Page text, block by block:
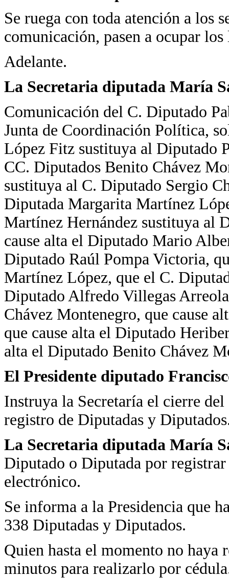
Se ruega con toda atención a los
comunicación, pasen a ocupar
Adelante.
La Secretaria diputada María
Comunicación del C. Diputado
Junta de Coordinación Política,
López Fitz sustituya al Diputado
CC. Diputados Benito Chávez
sustituya al C. Diputado Sergio
Diputada Margarita Martínez
Martínez Hernández sustituya al
cause alta el Diputado Mario
Diputado Raúl Pompa Victoria,
Martínez López, que el C.
Diputado Alfredo Villegas
Chávez Montenegro, que cause
que cause alta el Diputado
alta el Diputado Benito Chávez
El Presidente diputado
Instruya la Secretaría el cierre
registro de Diputadas y
La Secretaria diputada María
Diputado o Diputada por registrar
electrónico.
Se informa a la Presidencia que
338 Diputadas y Diputados.
Quien hasta el momento no haya
minutos para realizarlo por